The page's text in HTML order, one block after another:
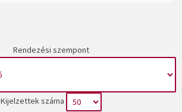
Rendezési szempont
Kijelzettek száma